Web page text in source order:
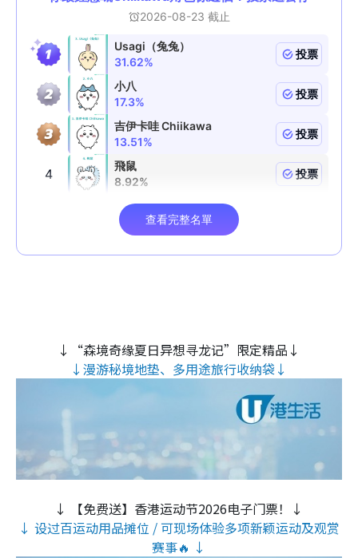
↓“森境奇缘夏日异想寻龙记”限定精品↓
↓漫游秘境地垫、多用途旅行收纳袋↓
↓ 【免费送】香港运动节2026电子门票！↓
↓ 设过百运动用品摊位 / 可现场体验多项新颖运动及观赏
赛事🔥 ↓